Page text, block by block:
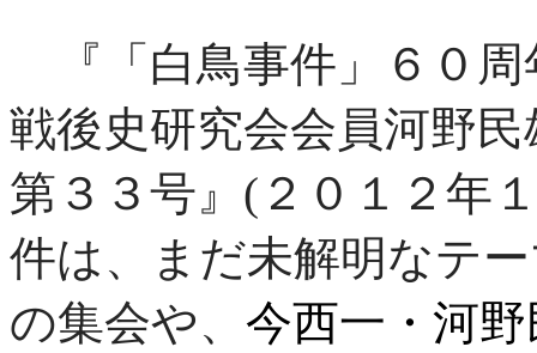
『「白鳥事件」６０周
戦後史研究会会員河野
第３３号』 ( ２０１２年
件は、まだ未解明なテ
の集会や、 今西一・河